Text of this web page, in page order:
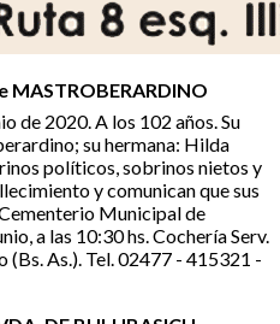
MASTROBERARDINO
de 2020. A los 102 años. Su
su hermana: Hilda
políticos, sobrinos nietos y
y comunican que sus
Municipal de
a las 10:30 hs. Cochería Serv.
(Bs. As.). Tel. 02477 - 415321 -